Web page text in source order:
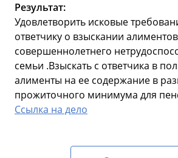
Результат:
Удовлетворить исковые
ответчику о взыскании
совершеннолетнего
семьи .Взыскать с ответчика в
алименты на ее содержание в
прожиточного минимума для
Ссылка на дело